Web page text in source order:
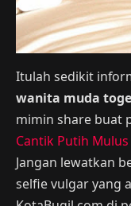
Itulah sedikit
wanita muda
mimin share buat
Cantik Putih
Jangan lewatkan
selfie vulgar yang